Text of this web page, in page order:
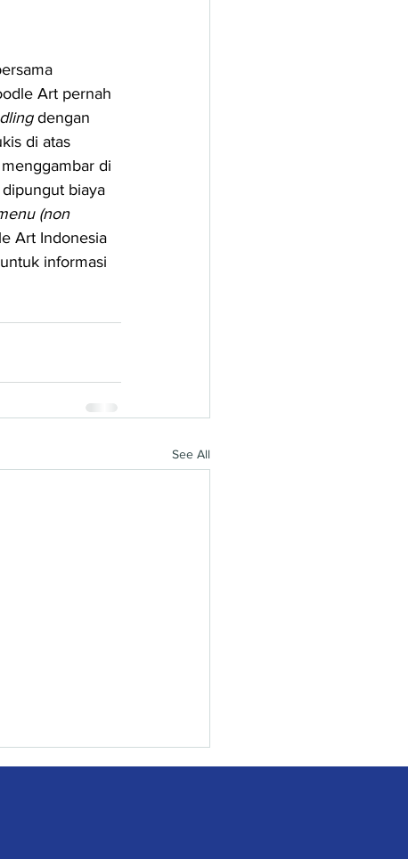
Art pernah
dengan
di atas
di
biaya
(non
Art Indonesia
untuk informasi
See All